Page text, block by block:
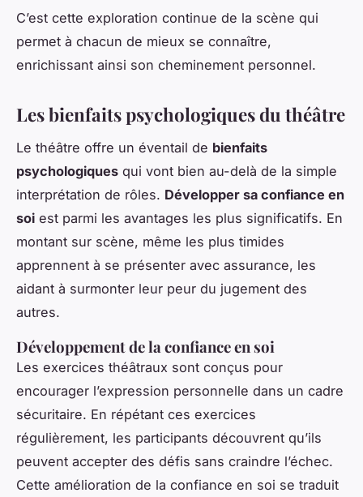
C’est cette exploration continue de la scène qui
permet à chacun de mieux se connaître,
enrichissant ainsi son cheminement personnel.
Les bienfaits psychologiques du théâtre
Le théâtre offre un éventail de bienfaits
psychologiques qui vont bien au-delà de la simple
interprétation de rôles. Développer sa confiance en
soi est parmi les avantages les plus significatifs. En
montant sur scène, même les plus timides
apprennent à se présenter avec assurance, les
aidant à surmonter leur peur du jugement des
autres.
Développement de la confiance en soi
Les exercices théâtraux sont conçus pour
encourager l’expression personnelle dans un cadre
sécuritaire. En répétant ces exercices
régulièrement, les participants découvrent qu’ils
peuvent accepter des défis sans craindre l’échec.
Cette amélioration de la confiance en soi se traduit